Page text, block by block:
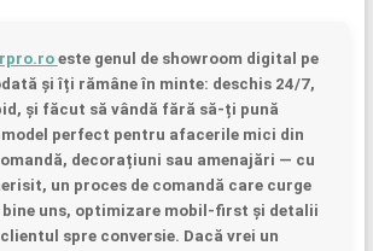
este genul de showroom digital pe
și îți rămâne în minte: deschis 24/7,
și făcut să vândă fără să-ți pună
model perfect pentru afacerile mici din
decorațiuni sau amenajări — cu
un proces de comandă care curge
bine uns, optimizare mobil-first și detalii
spre conversie. Dacă vrei un